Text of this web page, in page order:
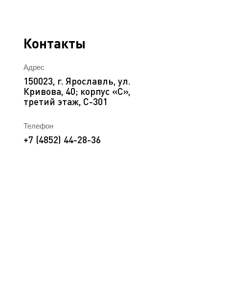
Контакты
Адрес
150023, г. Ярославль, ул.
Кривова, 40; корпус «C»,
третий этаж, С-301
Телефон
+7 (4852) 44-28-36